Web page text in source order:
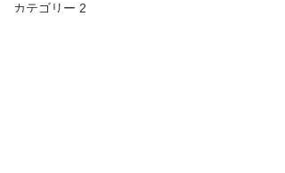
カテゴリー 2